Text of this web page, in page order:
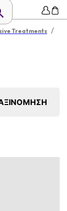
Treatments /